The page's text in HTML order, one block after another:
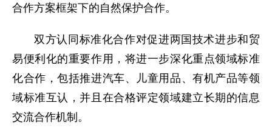
合作方案框架下的自然保护合作。
双方认同标准化合作对促进两国技术进步和贸
易便利化的重要作用，将进一步深化重点领域标准
化合作，包括推进汽车、儿童用品、有机产品等领
域标准互认，并且在合格评定领域建立长期的信息
交流合作机制。